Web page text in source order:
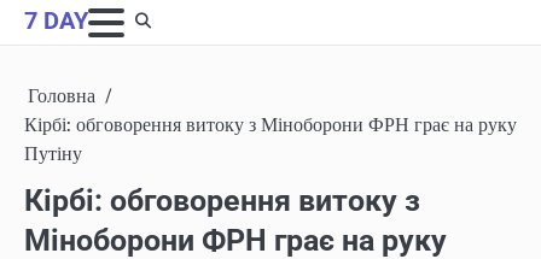
Skip
to
7 DAY
Головна
Кірбі: обговорення витоку з Міноборони ФРН грає на руку
Путіну
Кірбі: обговорення витоку з
Міноборони ФРН грає на руку